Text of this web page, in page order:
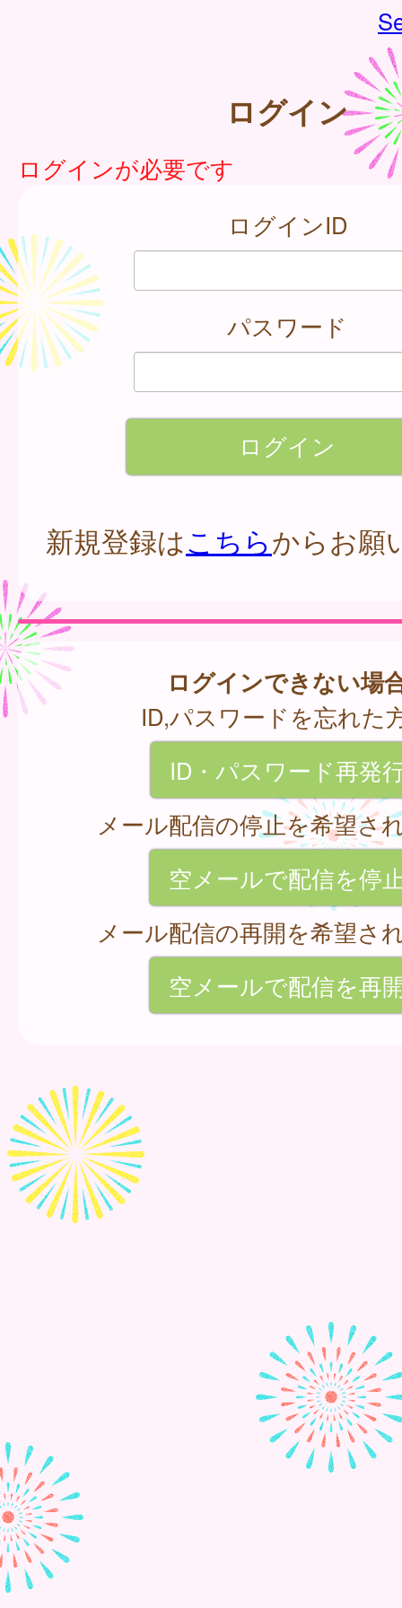
ログイン
ログインが必要です
ログインID
パスワード
新規登録はこちらからお願
ログインできない場
ID,パスワードを忘れた
ID・パスワード再発
メール配信の停止を希望さ
空メールで配信を停
メール配信の再開を希望さ
空メールで配信を再